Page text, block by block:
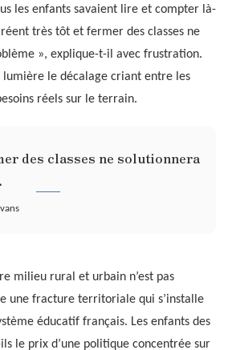
les enfants savaient lire et compter là-
très tôt et fermer des classes ne
», explique-t-il avec frustration.
le décalage criant entre les
réels sur le terrain.
des classes ne solutionnera
milieu rural et urbain n’est pas
une fracture territoriale qui s’installe
éducatif français. Les enfants des
le prix d’une politique concentrée sur